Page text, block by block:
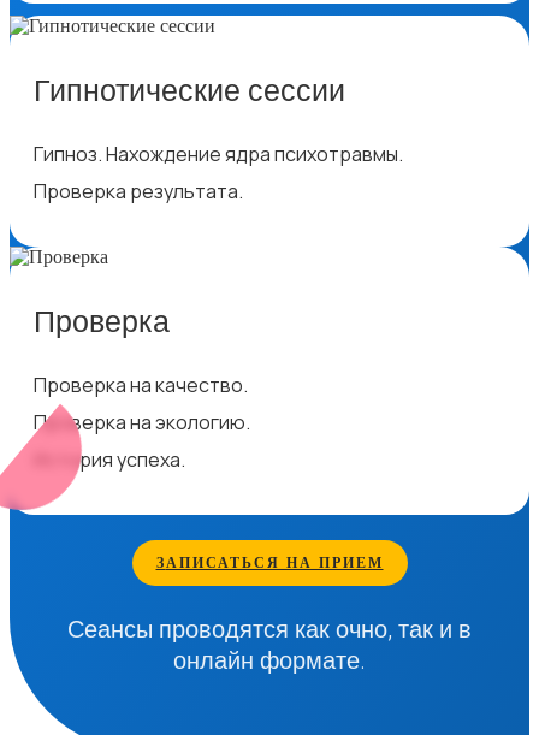
Гипнотические сессии
Гипноз. Нахождение ядра психотравмы.
Проверка результата.
Проверка
Проверка на качество.
Проверка на экологию.
История успеха.
ЗАПИСАТЬСЯ НА ПРИЕМ
Сеансы проводятся как очно, так и в
онлайн формате.